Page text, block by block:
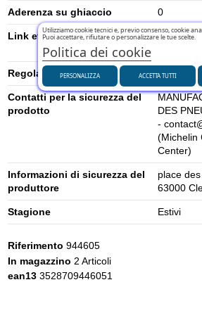
Aderenza su ghiaccio 0
Link etichetta energetica UE
https://
Regolamento UE (2020/740) 2020/740
Contatti per la sicurezza del
prodotto
DES
-
(Michelin
Center)
Informazioni di sicurezza del
produttore
place
63000
Stagione Estivi
Riferimento 944605
In magazzino 2 Articoli
ean13 3528709446051
Utilizziamo cookie tecnici e, previo consenso, cookie
Puoi accettare, rifiutare o personalizzare le tue scelte.
Politica dei cookie
PERSONALIZZA ACCETTA TUTTI